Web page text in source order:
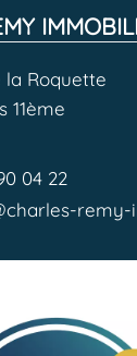
la Roquette
11ème
04 22
remy-